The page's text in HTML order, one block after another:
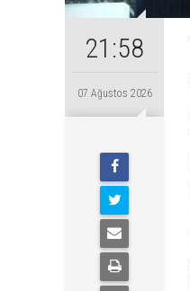
21:58
07 Ağustos 2026